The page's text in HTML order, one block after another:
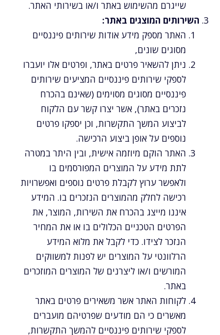
שייגרם מהשימוש באתר ו/או בשירותי האתר.
השירותים המוצגים באתר:
האתר מספק מידע אודות שירותים פיננסיים
מסוגים שונים,
ניתן להשאיר פרטים באתר, ופרטים אלו יועברו
לספקי שירותים פיננסיים המציעים שירותים
פיננסיים מסוגים מסוימים (שאינם בהכרח
נזכרים באתר), אשר יצרו קשר עם הלקוח
לביצוע המשך התקשרות, וכן יספקו פרטים
נוספים על אופן ביצוע הרכישה.
האתר הוקם מיוזמה אישית, ובין היתר במטרה
לתת מידע על המוצרים המפורסמים בו
ולאפשר ערוץ לקבלת פרטים נוספים ואפשרויות
רכישה לחלק מהמוצרים הנזכרים בו. המידע
איננו מייצג בהכרח את השירות, המוצר, את
הפרטים הטכניים הכלולים בו או את המחיר
הנזכר לצידו. כדי לקבל את מלוא המידע
הרלוונטי על המוצרים יש לפנות למשווקים
המורשים ו/או ליצרנים של המוצרים המוזכרים
באתר.
לקוחות האתר אשר משאירים פרטים באתר
מאשרים כי הם מודעים שפרטיהם מועברים
לספקי שירותים פיננסיים להמשך התקשרות,